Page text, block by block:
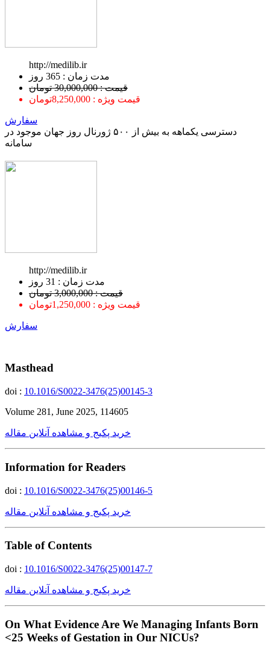
http://medilib.ir
ﻣﺪﺕ ﺯﻣﺎﻥ : 365 ﺭﻭﺯ
قیمت : 30,000,000 تومان
قیمت ویژه : 8,250,000تومان
سفارش
دسترسی یکماهه به بیش از ۵۰۰ ژورنال روز جهان موجود در
سامانه
http://medilib.ir
ﻣﺪﺕ ﺯﻣﺎﻥ : 31 ﺭﻭﺯ
قیمت : 3,000,000 تومان
قیمت ویژه : 1,250,000تومان
سفارش
Masthead
doi : 10.1016/S0022-3476(25)00145-3
Volume 281, June 2025, 114605
خرید پکیج و مشاهده آنلاین مقاله
Information for Readers
doi : 10.1016/S0022-3476(25)00146-5
خرید پکیج و مشاهده آنلاین مقاله
Table of Contents
doi : 10.1016/S0022-3476(25)00147-7
خرید پکیج و مشاهده آنلاین مقاله
On What Evidence Are We Managing Infants Born
<25 Weeks of Gestation in Our NICUs?